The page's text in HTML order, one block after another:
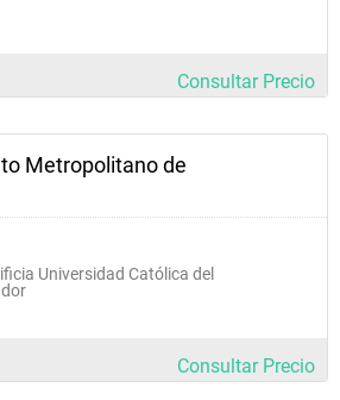
Consultar Precio
Metropolitano de
Universidad Católica del
Consultar Precio